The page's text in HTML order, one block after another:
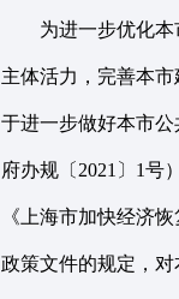
为进一步优化本
主体活力，完善本
于进一步做好本市
府办规〔2021〕1号
《上海市加快经济
政策文件的规定，